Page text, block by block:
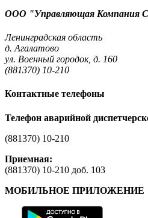
ООО "Управляющая Компания
Ленинградская область
д. Агалатово
ул. Военный городок, д. 160
(881370) 10-210
Контактные телефоны
Телефон аварийной
(881370) 10-210
Приемная:
(881370) 10-210 доб. 103
МОБИЛЬНОЕ ПРИЛОЖЕНИЕ